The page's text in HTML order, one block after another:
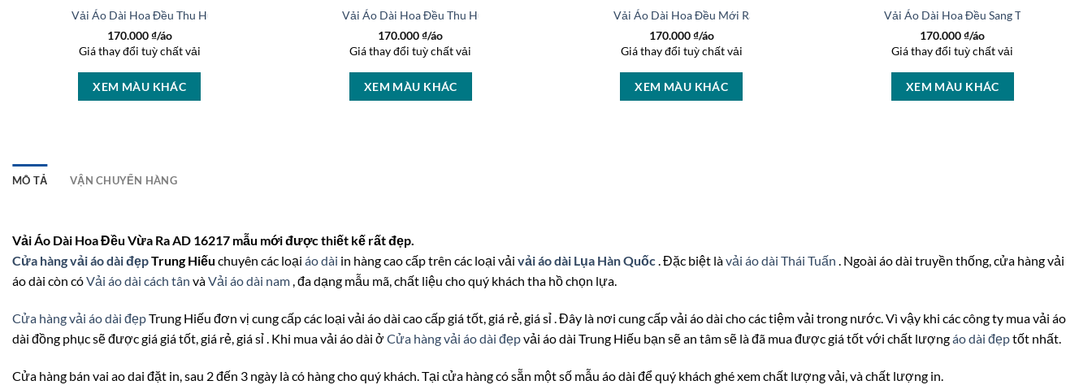
Vải Áo Dài Hoa Đều Thu Hút AD 27169
170.000₫/áo
Giá thay đổi tuỳ chất vải
XEM MÀU KHÁC
Vải Áo Dài Hoa Đều Thu Hút AD 16851
170.000₫/áo
Giá thay đổi tuỳ chất vải
XEM MÀU KHÁC
Vải Áo Dài Hoa Đều Mới Ra AD 46259
170.000₫/áo
Giá thay đổi tuỳ chất vải
XEM MÀU KHÁC
Vải Áo Dài Hoa Đều Sang Trọng AD
170.000₫/áo
Giá thay đổi tuỳ chất vải
XEM MÀU KHÁC
MÔ TẢ VẬN CHUYỂN HÀNG
Vải Áo Dài Hoa Đều Vừa Ra AD 16217 mẫu mới được thiết kế rất đẹp.
Cửa hàng vải áo dài đẹpTrung Hiếu chuyên các loại áo dài in hàng cao cấp trên các loại vải vải áo dài Lụa Hàn Quốc. Đặc biệt làvải áo dài Thái Tuấn . Ngoài áo dài truyền thống, cửa hàng vải
áo dài còn cóVải áo dài cách tân vàVải áo dài nam , đa dạng mẫu mã, chất liệu cho quý khách tha hồ chọn lựa.
Cửa hàng vải áo dài đẹpTrung Hiếu đơn vị cung cấp các loại vải áo dài cao cấp giá tốt, giá rẻ, giá sỉ . Đây là nơi cung cấp vải áo dài cho các tiệm vải trong nước. Vì vậy khi các công ty mua vải áo
dài đồng phục sẽ được giá giá tốt, giá rẻ, giá sỉ . Khi mua vải áo dài ở Cửa hàng vải áo dài đẹpvải áo dài Trung Hiếu bạn sẽ an tâm sẽ là đã mua được giá tốt với chất lượngáo dài đẹptốt nhất.
Cửa hàng bán vai ao dai đặt in, sau 2 đến 3 ngày là có hàng cho quý khách. Tại cửa hàng có sẵn một số mẫu áo dài để quý khách ghé xem chất lượng vải, và chất lượng in.